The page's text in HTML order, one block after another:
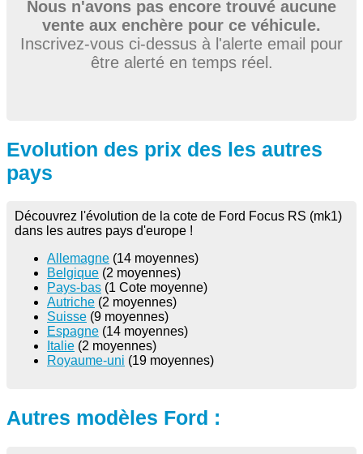
Nous n'avons pas encore trouvé aucune
vente aux enchère pour ce véhicule.
Inscrivez-vous ci-dessus à l'alerte email pour
être alerté en temps réel.
Evolution des prix des les autres
pays
Découvrez l'évolution de la cote de Ford Focus RS (mk1)
dans les autres pays d'europe !
Allemagne (14 moyennes)
Belgique (2 moyennes)
Pays-bas (1 Cote moyenne)
Autriche (2 moyennes)
Suisse (9 moyennes)
Espagne (14 moyennes)
Italie (2 moyennes)
Royaume-uni (19 moyennes)
Autres modèles Ford :